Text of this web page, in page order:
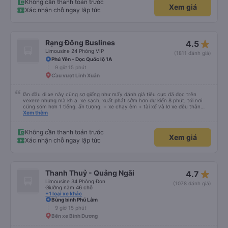
( vì đây là địa bàn của thế lực xe ôm ngầm, dân chơi cỏ kẹo ke...) Và thế là
mình được chở xuống Ngã 3 thành , nơi sáng sủa an toàn hơn. Một Chuyến
Không cần thanh toán trước
Xác nhận chỗ ngay lập tức
Xem giá
Rạng Đông Buslines
Limousine 24 Phòng VIP
4.5 star_rate
(1811 đánh giá)
Phú Yên - Dọc Quốc lộ 1A
9 giờ 15 phút
Cầu vượt Linh Xuân
lần đầu đi xe này cũng sợ giống như mấy đánh giá tiêu cực đã đọc trên
vexere nhưng mà kh ạ. xe sạch, xuất phát sớm hơn dự kiến 8 phút, tới nơi
cũng sớm hơn 1 tiếng. ấn tượng: + xe chạy êm + tài xế và lơ xe đều thân
thiện dễ thương. thật ra cũng kh tiếp xúc nhiều+ lắm nhưng cá nhân mình
an sương, xe dừng đúng 3 lần (cả ăn tối) cho khách đi vệ sinh. cái hay ở đây
là khi gần tới chỗ ăn tối sẽ có loa thông báo, loa báo là dừng 30p nhưng thực
tế chỉ dừng khoảng 25p, chắc do khách đã lên đông đủ. tóm lại thì lần đầu đi
Xem thêm
Không cần thanh toán trước
Xác nhận chỗ ngay lập tức
Xem giá
Thanh Thuỷ - Quảng Ngãi
Limousine 34 Phòng Đơn
Giường nằm 46 chỗ
+1 loại xe khác
4.7 star_rate
(1078 đánh giá)
Bùng binh Phú Lâm
9 giờ 15 phút
Bến xe Bình Dương